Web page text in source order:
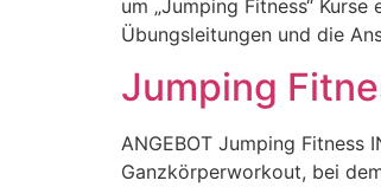
um „Jumping Fitness“
Übungsleitungen und die
Jumping
ANGEBOT Jumping Fitness
Ganzkörperworkout, bei